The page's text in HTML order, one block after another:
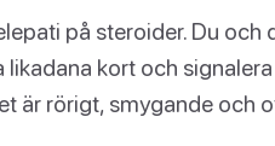
på steroider. Du
kort och
är rörigt, smygande och